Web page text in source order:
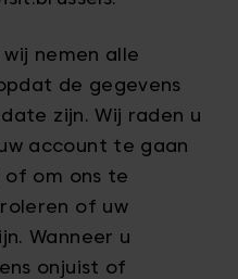
nemen alle
de gegevens
zijn. Wij raden u
account te gaan
of om ons te
of uw
Wanneer u
onjuist of